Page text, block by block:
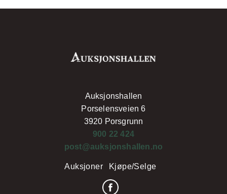
Auksjonshallen
Porselensveien 6
3920 Porsgrunn
900 22 424
post@auksjonshallen.no
Auksjoner Kjøpe/Selge